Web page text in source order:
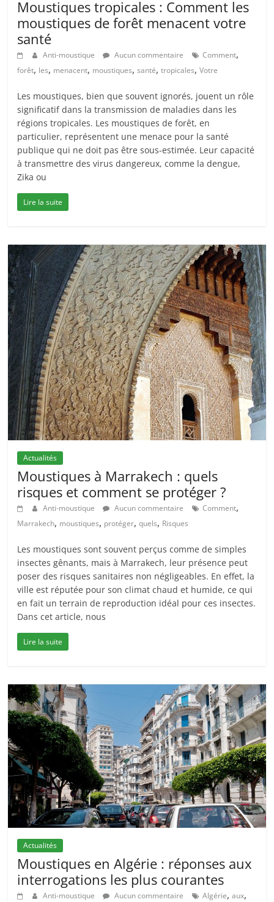
Moustiques tropicales : Comment les
moustiques de forêt menacent votre
santé
Anti-moustique Aucun commentaire Comment,
forêt, les, menacent, moustiques,santé,tropicales,Votre
Les moustiques, bien que souvent ignorés, jouent un rôle
significatif dans la transmission de maladies dans les
régions tropicales. Les moustiques de forêt, en
particulier, représentent une menace pour la santé
publique qui ne doit pas être sous-estimée. Leur capacité
à transmettre des virus dangereux, comme la dengue,
Zika ou
Lire la suite
Actualités
Moustiques à Marrakech : quels
risques et comment se protéger ?
Anti-moustique Aucun commentaire Comment,
Marrakech, moustiques, protéger,quels, Risques
Les moustiques sont souvent perçus comme de simples
insectes gênants, mais à Marrakech, leur présence peut
poser des risques sanitaires non négligeables. En effet, la
ville est réputée pour son climat chaud et humide, ce qui
en fait un terrain de reproduction idéal pour ces insectes.
Dans cet article, nous
Lire la suite
Actualités
Moustiques en Algérie : réponses aux
interrogations les plus courantes
Anti-moustique Aucun commentaire Algérie,aux,